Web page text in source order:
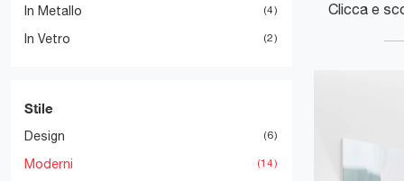
In Metallo 4
In Vetro 2
Stile
Design 6
Moderni 14